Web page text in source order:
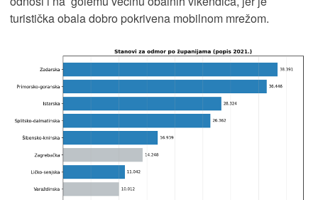
turistička obala dobro pokrivena mobilnom mrežom.